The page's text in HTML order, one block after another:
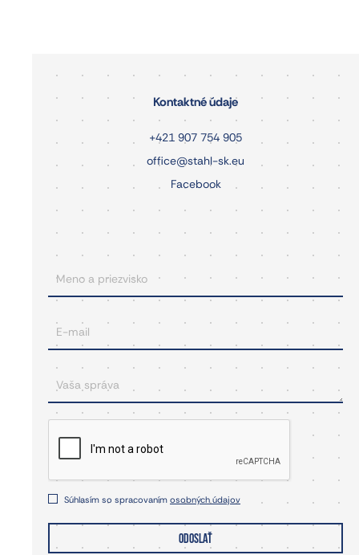
Kontaktné údaje
+421 907 754 905
office@stahl-sk.eu
Facebook
Súhlasím so spracovaním osobných údajov
ODOSLAŤ